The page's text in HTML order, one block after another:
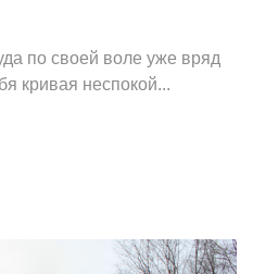
по своей воле уже вряд
кривая неспокой...